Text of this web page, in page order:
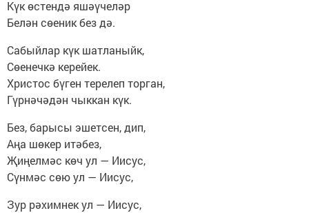
Күк өстендә яшәүчеләр
Белән сөеник без дә.
Сабыйлар күк шатланыйк,
Сөенечкә керейек.
Христос бүген терелеп торган,
Гүрнәчәдән чыккан күк.
Без, барысы эшетсен, дип,
Аңа шөкер итәбез,
Җиңелмәс көч ул — Иисус,
Сүнмәс сөю ул — Иисус,
Зур рәхимнек ул — Иисус,